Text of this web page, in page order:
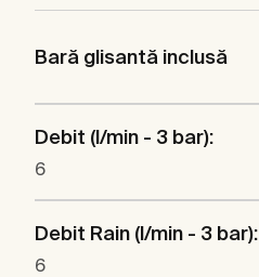
Bară glisantă inclusă
Debit (l/min - 3 bar):
6
Debit Rain (l/min - 3 bar):
6